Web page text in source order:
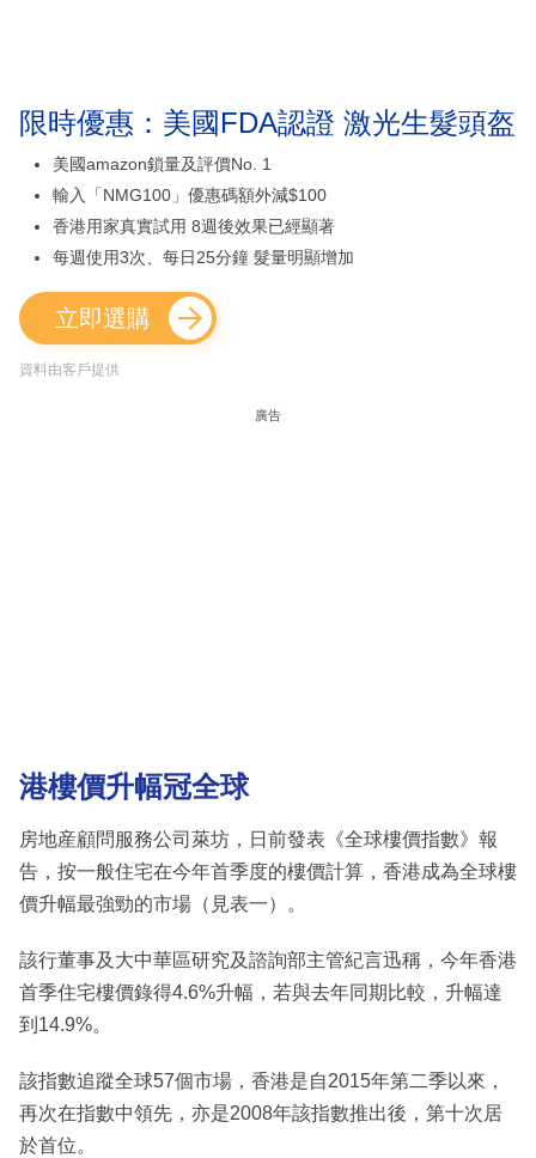
限時優惠：美國FDA認證 激光生髮頭盔
美國amazon鎖量及評價No. 1
輸入「NMG100」優惠碼額外減$100
香港用家真實試用 8週後效果已經顯著
每週使用3次、每日25分鐘 髮量明顯增加
立即選購
資料由客戶提供
廣告
港樓價升幅冠全球
房地産顧問服務公司萊坊，日前發表《全球樓價指數》報
告，按一般住宅在今年首季度的樓價計算，香港成為全球樓
價升幅最強勁的市場（見表一）。
該行董事及大中華區研究及諮詢部主管紀言迅稱，今年香港
首季住宅樓價錄得4.6%升幅，若與去年同期比較，升幅達
到14.9%。
該指數追蹤全球57個市場，香港是自2015年第二季以來，
再次在指數中領先，亦是2008年該指數推出後，第十次居
於首位。